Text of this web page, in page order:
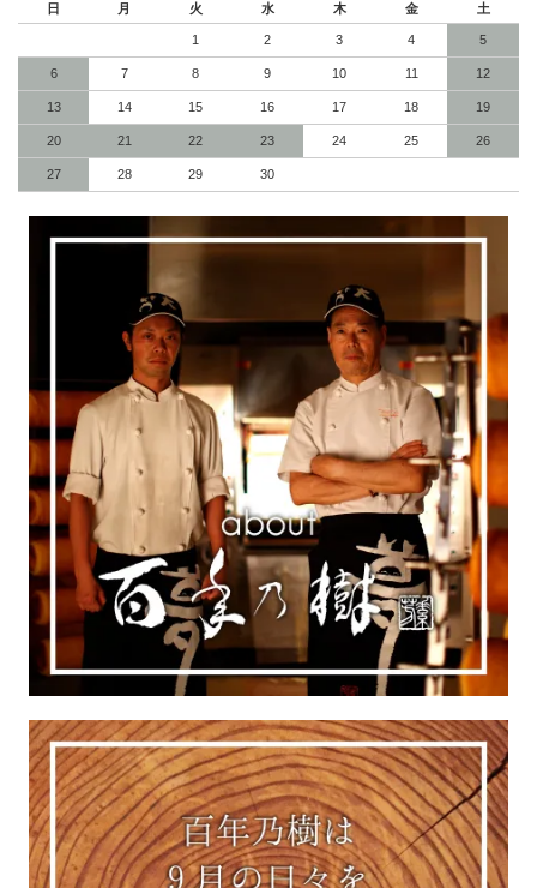
日 月 火 水 木 金 土
1 2 3 4 5
6 7 8 9 10 11 12
13 14 15 16 17 18 19
20 21 22 23 24 25 26
27 28 29 30